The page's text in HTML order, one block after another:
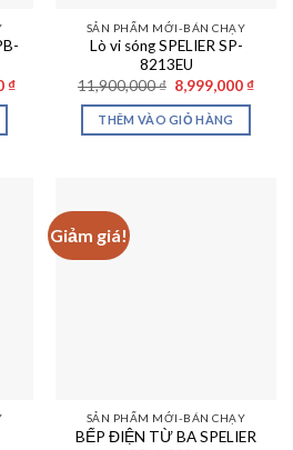
₫Giá
11,999,000 ₫.
SẢN PHẨM MỚI-BÁN CHẠY
Lò vi sóng SPELIER SP-
8213EU
11,900,000₫ Giá
gốc
là:
11,900,000 ₫.
8,999,000 ₫Giá
THÊM VÀO GIỎ HÀNG
Giảm giá!
SẢN PHẨM MỚI-BÁN CHẠY
BẾP ĐIỆN TỪ BA SPELIER